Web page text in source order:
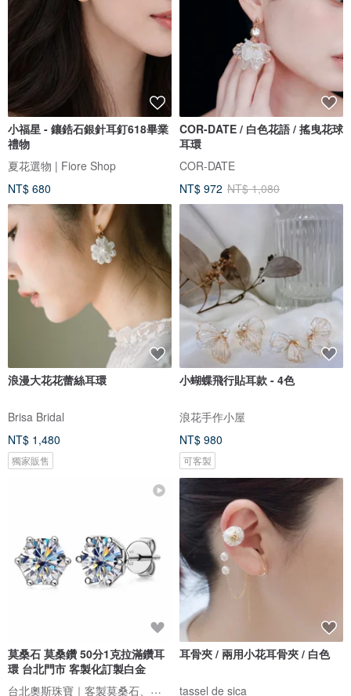
小福星 - 鑲鋯石銀針耳釘618畢業
禮物
夏花選物 | Fiore Shop
NT$ 680
COR-DATE / 白色花語 / 搖曳花球
耳環
COR-DATE
NT$ 972 NT$ 1,080
浪漫大花花蕾絲耳環
Brisa Bridal
NT$ 1,480
獨家販售
小蝴蝶飛行貼耳款 - 4色
浪花手作小屋
NT$ 980
可客製
莫桑石 莫桑鑽 50分1克拉滿鑽耳
環 台北門市 客製化訂製白金
台北奧斯珠寶｜客製莫桑石、莫桑鑽、GIA鑽石、彩色寶石
耳骨夾 / 兩用小花耳骨夾 / 白色
tassel de sica